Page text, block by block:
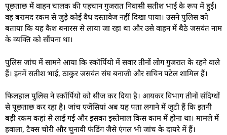
पूछताछ में वाहन चालक की पहचान गुजरात निवासी सतीश भाई के रूप में हुई।
वह बरामद रकम से जुड़े कोई वैध दस्तावेज नहीं दिखा पाया। उसने पुलिस को
बताया कि यह कैश बनारस से लाया जा रहा था और उसे वाहन में बैठे जसवंत नाम
के व्यक्ति को सौंपना था।
पुलिस जांच में सामने आया कि स्कॉर्पियो में सवार तीनों लोग गुजरात के रहने वाले
हैं। इनमें सतीश भाई, ठाकुर जसवंत संघ बनाजी और सचिन पटेल शामिल हैं।
फिलहाल पुलिस ने स्कॉर्पियो को सीज कर दिया है। आयकर विभाग तीनों संदिग्धों
से पूछताछ कर रहा है। जांच एजेंसियां अब यह पता लगाने में जुटी हैं कि इतनी
बड़ी रकम कहां से लाई गई और इसका इस्तेमाल किस काम में होना था। मामले में
हवाला, टैक्स चोरी और चुनावी फंडिंग जैसे एंगल भी जांच के दायरे में हैं।